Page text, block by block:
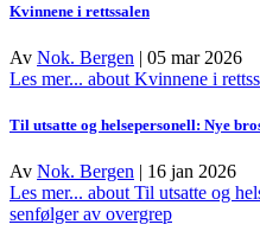
Kvinnene i rettssalen
Av Nok. Bergen | 05 mar 2026
Les mer... about Kvinnene i
Til utsatte og helsepersonell: Nye
Av Nok. Bergen | 16 jan 2026
Les mer... about Til utsatte og
senfølger av overgrep